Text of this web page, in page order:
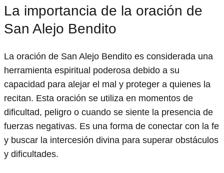
La importancia de la oración de
San Alejo Bendito
La oración de San Alejo Bendito es considerada una
herramienta espiritual poderosa debido a su
capacidad para alejar el mal y proteger a quienes la
recitan. Esta oración se utiliza en momentos de
dificultad, peligro o cuando se siente la presencia de
fuerzas negativas. Es una forma de conectar con la fe
y buscar la intercesión divina para superar obstáculos
y dificultades.